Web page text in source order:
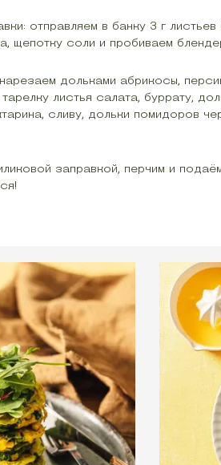
отправляем в банку 3 г листьев
щепотку соли и пробиваем
дольками абрикосы,
листья салата, буррату,
сливу, дольки помидоров
заправкой, перчим и